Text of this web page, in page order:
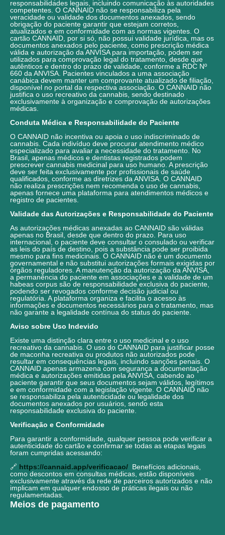
responsabilidades legais, incluindo comunicação às autoridades
competentes. O CANNAID não se responsabiliza pela
veracidade ou validade dos documentos anexados, sendo
obrigação do paciente garantir que estejam corretos,
atualizados e em conformidade com as normas vigentes. O
cartão CANNAID, por si só, não possui validade jurídica, mas os
documentos anexados pelo paciente, como prescrição médica
válida e autorização da ANVISA para importação, podem ser
utilizados para comprovação legal do tratamento, desde que
autênticos e dentro do prazo de validade, conforme a RDC Nº
660 da ANVISA. Pacientes vinculados a uma associação
canábica devem manter um comprovante atualizado de filiação,
disponível no portal da respectiva associação. O CANNAID não
justifica o uso recreativo da cannabis, sendo destinado
exclusivamente à organização e comprovação de autorizações
médicas.
Conduta Médica e Responsabilidade do Paciente
O CANNAID não incentiva ou apoia o uso indiscriminado de
cannabis. Cada indivíduo deve procurar atendimento médico
especializado para avaliar a necessidade do tratamento. No
Brasil, apenas médicos e dentistas registrados podem
prescrever cannabis medicinal para uso humano. A prescrição
deve ser feita exclusivamente por profissionais de saúde
qualificados, conforme as diretrizes da ANVISA. O CANNAID
não realiza prescrições nem recomenda o uso de cannabis,
apenas fornece uma plataforma para atendimentos médicos e
registro de pacientes.
Validade das Autorizações e Responsabilidade do Paciente
As autorizações médicas anexadas ao CANNAID são válidas
apenas no Brasil, desde que dentro do prazo. Para uso
internacional, o paciente deve consultar o consulado ou verificar
as leis do país de destino, pois a substância pode ser proibida
mesmo para fins medicinais. O CANNAID não é um documento
governamental e não substitui autorizações formais exigidas por
órgãos reguladores. A manutenção da autorização da ANVISA,
a permanência do paciente em associações e a validade de um
habeas corpus são de responsabilidade exclusiva do paciente,
podendo ser revogados conforme decisão judicial ou
regulatória. A plataforma organiza e facilita o acesso às
informações e documentos necessários para o tratamento, mas
não garante a legalidade contínua do status do paciente.
Aviso sobre Uso Indevido
Existe uma distinção clara entre o uso medicinal e o uso
recreativo da cannabis. O uso do CANNAID para justificar posse
de maconha recreativa ou produtos não autorizados pode
resultar em consequências legais, incluindo sanções penais. O
CANNAID apenas armazena com segurança a documentação
médica e autorizações emitidas pela ANVISA, cabendo ao
paciente garantir que seus documentos sejam válidos, legítimos
e em conformidade com a legislação vigente. O CANNAID não
se responsabiliza pela autenticidade ou legalidade dos
documentos anexados por usuários, sendo esta
responsabilidade exclusiva do paciente.
Verificação e Conformidade
Para garantir a conformidade, qualquer pessoa pode verificar a
autenticidade do cartão e confirmar se todas as etapas legais
foram cumpridas acessando:
🔗 https://cannaid.app/verificacao/ Benefícios adicionais,
como descontos em consultas médicas, estão disponíveis
exclusivamente através da rede de parceiros autorizados e não
implicam em qualquer endosso de práticas ilegais ou não
regulamentadas.
Meios de pagamento